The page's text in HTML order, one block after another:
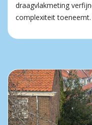
draagvlakmeting
complexiteit toeneemt.